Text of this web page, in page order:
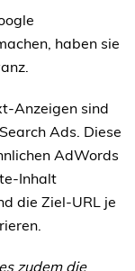
haben sie
Anzeigen sind
Ads. Diese
AdWords
Inhalt
die Ziel-URL je
zudem die